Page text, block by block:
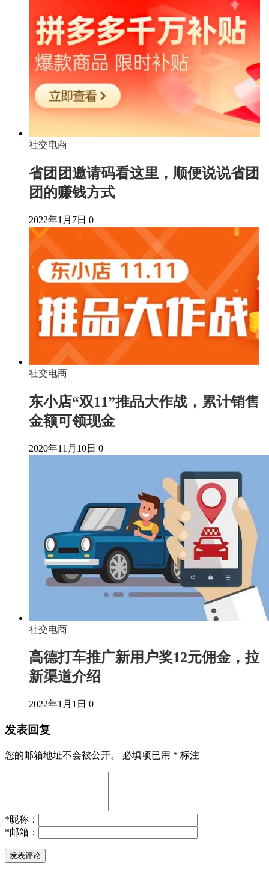
社交电商
省团团邀请码看这里，顺便说说省团
团的赚钱方式
2022年1月7日 0
社交电商
东小店“双11”推品大作战，累计销售
金额可领现金
2020年11月10日 0
社交电商
高德打车推广新用户奖12元佣金，拉
新渠道介绍
2022年1月1日 0
发表回复
您的邮箱地址不会被公开。 必填项已用 * 标注
*昵称：
*邮箱：